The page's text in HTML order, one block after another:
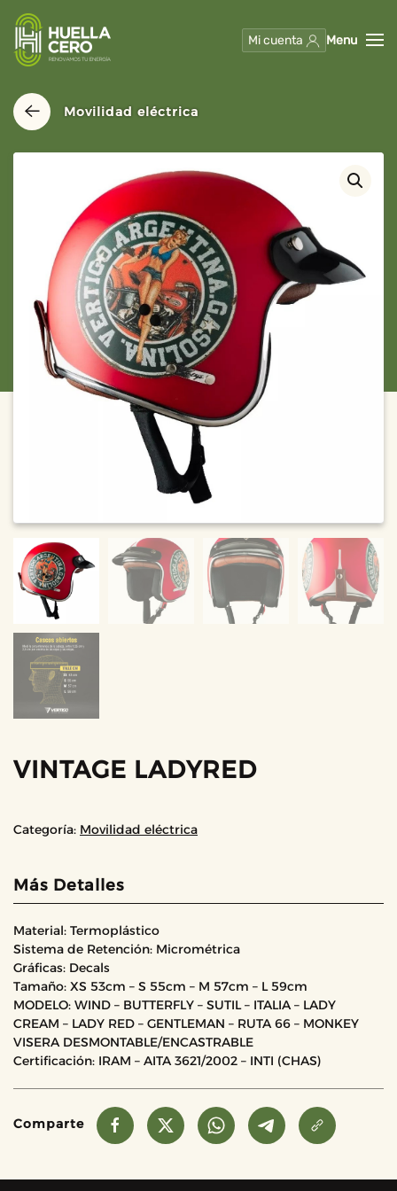
Skip to main content
Mi cuenta Menu
Movilidad eléctrica
VINTAGE LADYRED
Categoría: Movilidad eléctrica
Más Detalles
Material: Termoplástico
Sistema de Retención: Micrométrica
Gráficas: Decals
Tamaño: XS 53cm – S 55cm – M 57cm – L 59cm
MODELO: WIND – BUTTERFLY – SUTIL – ITALIA – LADY
CREAM – LADY RED – GENTLEMAN – RUTA 66 – MONKEY
VISERA DESMONTABLE/ENCASTRABLE
Certificación: IRAM – AITA 3621/2002 – INTI (CHAS)
Comparte